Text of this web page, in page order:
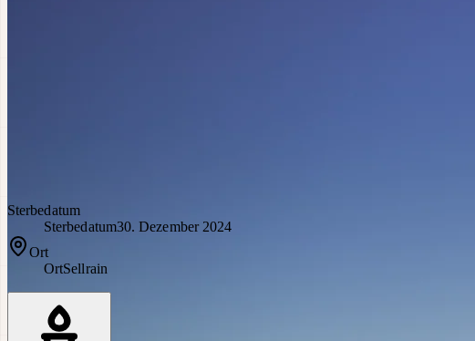
Sterbedatum
Sterbedatum30. Dezember 2024
Ort
OrtSellrain